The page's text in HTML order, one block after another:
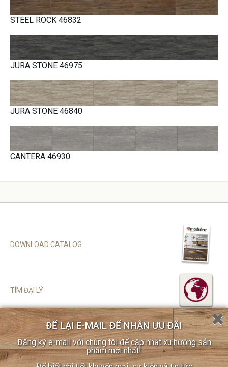
STEEL ROCK 46832
JURA STONE 46975
JURA STONE 46840
CANTERA 46930
DOWNLOAD CATALOG
TÌM ĐẠI LÝ
SITEMAP
CHÍNH SÁCH BẢO MẬT
COOKIE POLICY
ĐỂ LẠI E-MAIL ĐỂ NHẬN ƯU ĐÃI
Đăng ký e-mail với chúng tôi để cập nhật xu hướng sản
phẩm mới nhất!